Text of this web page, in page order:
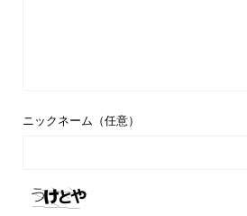
ニックネーム（任意）